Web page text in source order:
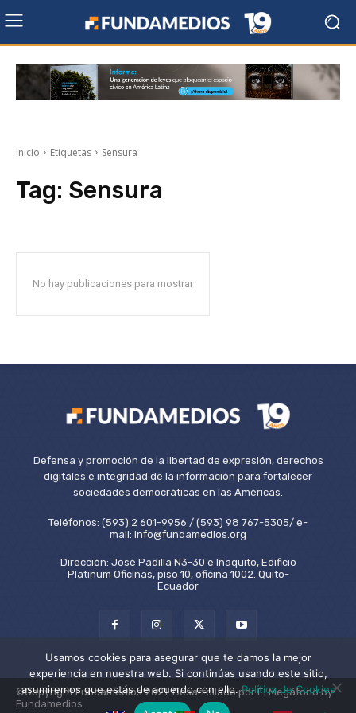
Inicio Etiquetas Sensura
Tag: Sensura
No hay publicaciones para mostrar
Defensa y promoción de la libertad de expresión, derechos
digitales e integridad de la información para fortalecer
sociedades democráticas en las Américas.
Teléfonos: (593) 2 601-9956 / (593) 98 767-5305/ e-
mail: info@fundamedios.org
Dirección: José Padilla N3-30 e Iñaquito, Edificio
Platinum Oficinas, piso 10, oficina 1002. Quito-
Ecuador
©Copyright Fundamedios 2021. Desarrollado por El Megáfono by
Fundamedios.
Usamos cookies para asegurar que te damos la mejor
experiencia en nuestra web. Si continúas usando este sitio,
asumiremos que estás de acuerdo con ello.Política de Cookies